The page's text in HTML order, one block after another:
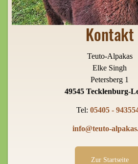
Kontakt
Teuto-Alpakas
Elke Singh
Petersberg 1
49545 Tecklenburg-
Tel: 05405 -
info@teuto-
Zur Startseite